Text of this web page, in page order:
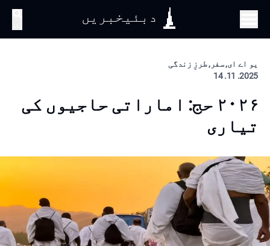
دبئیخبریں
یو اے ای, سفر, طرزِ زندگی
2025. 11. 14
۲۰۲۶ حج: اماراتی حاجیوں کی
تیاری